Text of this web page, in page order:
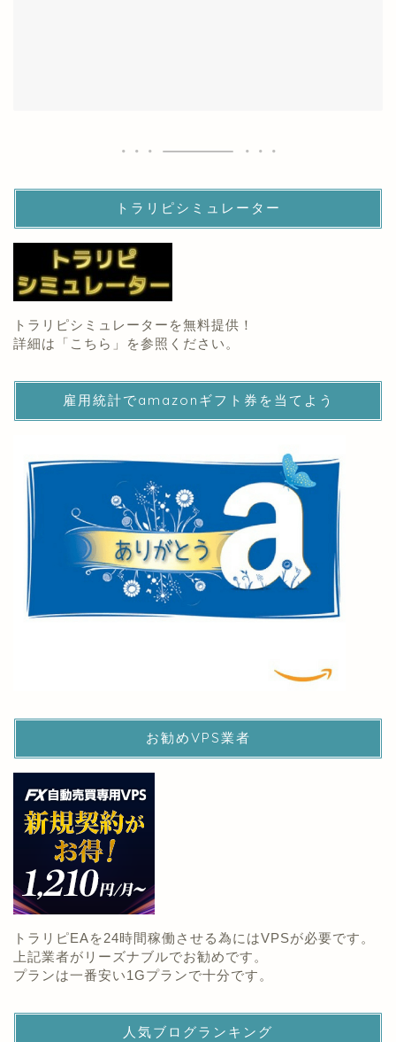
トラリピシミュレーター
トラリピシミュレーターを無料提供！
詳細は「 こちら 」を参照ください。
雇用統計でamazonギフト券を当てよう
お勧めVPS業者
トラリピEAを24時間稼働させる為にはVPSが必要です。
上記業者がリーズナブルでお勧めです。
プランは一番安い1Gプランで十分です。
人気ブログランキング